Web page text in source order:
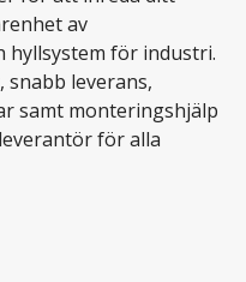
av
hyllsystem för industri.
leverans,
samt monteringshjälp
för alla